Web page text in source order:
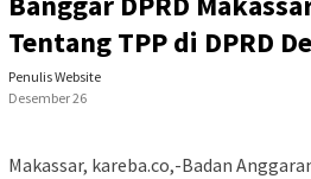
Tentang TPP di DPRD
Penulis Website
Desember 26
Makassar, kareba.co,-Badan